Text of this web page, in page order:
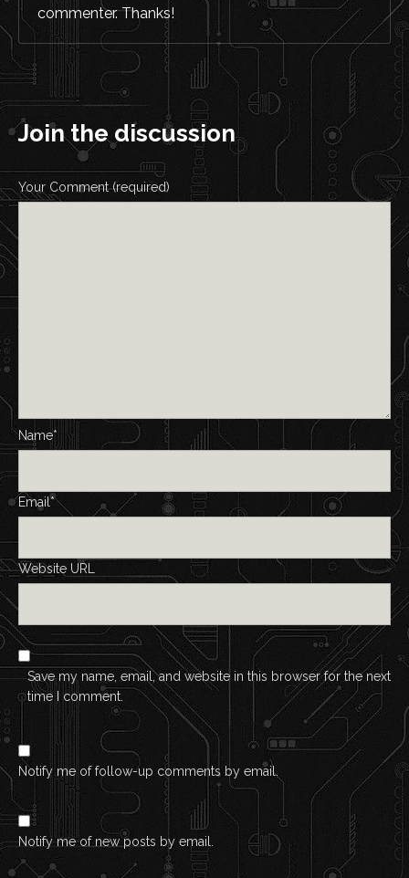
commenter. Thanks!
Join the discussion
Your Comment (required)
Name*
Email*
Website URL
Save my name, email, and website in this browser for the next
time I comment.
Notify me of follow-up comments by email.
Notify me of new posts by email.